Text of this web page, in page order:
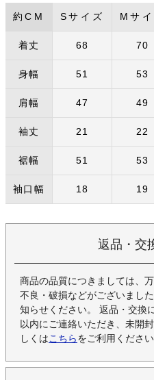
約CM Sサイズ Mサ
着丈 68 70
身幅 51 53
肩幅 47 49
袖丈 21 22
裾幅 51 53
袖口幅 18 19
返品・交
商品の品質につきましては、
不良・破損などがございまし
知らせください。 返品・交換
以内にご連絡いただき、未開
しくはこちらをご利用ください